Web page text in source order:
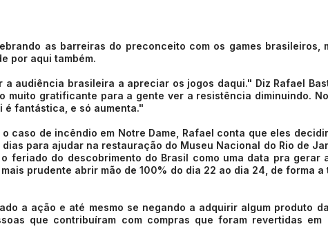
as barreiras do preconceito com os games brasileiros,
por aqui também.
a audiência brasileira a apreciar os jogos daqui." Diz Rafael
muito gratificante para a gente ver a resistência diminuindo.
é fantástica, e só aumenta."
caso de incêndio em Notre Dame, Rafael conta que eles
para ajudar na restauração do Museu Nacional do Rio de
feriado do descobrimento do Brasil como uma data pra gerar
prudente abrir mão de 100% do dia 22 ao dia 24, de forma
a ação e até mesmo se negando a adquirir algum produto
que contribuíram com compras que foram revertidas em